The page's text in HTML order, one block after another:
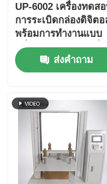
UP-6002 เครื่องทดส
การระเบิดกล่องดิจิตอ
พร้อมการทํางานแบบ
ครึ่งอัตโนมัติและเครื่
ปรับความดันเพื่อการ
ทดสอบความแข็งแรง
ส่งคำถาม